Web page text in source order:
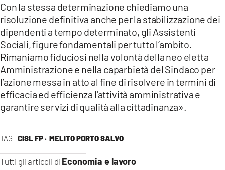
TAG CISL FP · MELITO PORTO SALVO
Tutti gli articoli di Economia e lavoro
Con la stessa determinazione chiediamo una
risoluzione definitiva anche per la stabilizzazione dei
dipendenti a tempo determinato, gli Assistenti
Sociali, figure fondamentali per tutto l’ambito.
Rimaniamo fiduciosi nella volontà della neo eletta
Amministrazione e nella caparbietà del Sindaco per
l’azione messa in atto al fine di risolvere in termini di
efficacia ed efficienza l’attività amministrativa e
garantire servizi di qualità alla cittadinanza».